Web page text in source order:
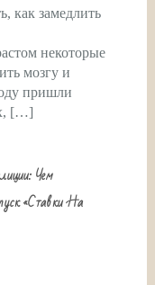
как замедлить
некоторые
мозгу и
пришли
[…]
Чем
«Ставки На